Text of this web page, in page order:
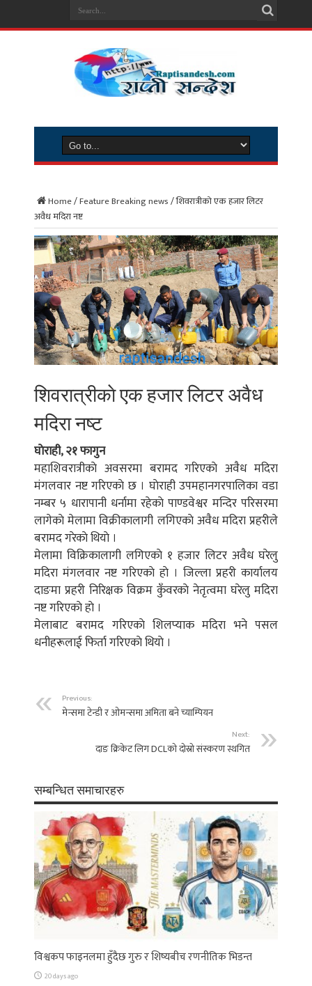
Home/Feature Breaking news/शिवरात्रीकाे एक हजार लिटर
अवैध मदिरा नष्ट
शिवरात्रीकाे एक हजार लिटर अवैध
मदिरा नष्ट
घाेराही, २१ फागुन
महाशिवरात्रीकाे अवसरमा बरामद गरिएकाे अवैध मदिरा
मंगलवार नष्ट गरिएकाे छ । घाेराही उपमहानगरपालिका वडा
नम्बर ५ धारापानी धर्नामा रहेकाे पाण्डवेश्वर मन्दिर परिसरमा
लागेकाे मेलामा विक्रीकालागी लगिएकाे अवैध मदिरा प्रहरीले
बरामद गरेकाे थियाे ।
मेलामा विक्रिकालागी लगिएकाे १ हजार लिटर अवैध घरेलु
मदिरा मंगलवार नष्ट गरिएकाे हाे । जिल्ला प्रहरी कार्यालय
दाङमा प्रहरी निरिक्षक विक्रम कुँवरकाे नेतृत्वमा घरेलु मदिरा
नष्ट गरिएकाे हाे ।
मेलाबाट बरामद गरिएकाे शिलप्याक मदिरा भने पसल
धनीहरूलाई फिर्ता गरिएकाे थियाे ।
Previous:
मेन्समा टेन्डी र ओमन्समा अमिता बने च्याम्पियन
Next:
दाङ क्रिकेट लिग DCLको दोस्रो संस्करण स्थगित
सम्बन्धित समाचारहरु
विश्वकप फाइनलमा हुँदैछ गुरु र शिष्यबीच रणनीतिक भिडन्त
20 days ago